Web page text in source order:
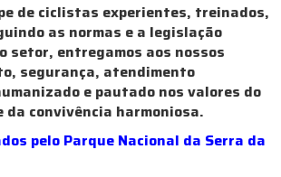
de ciclistas experientes, treinados,
as normas e a legislação
setor, entregamos aos nossos
segurança, atendimento
e pautado nos valores do
da convivência harmoniosa.
pelo Parque Nacional da Serra da